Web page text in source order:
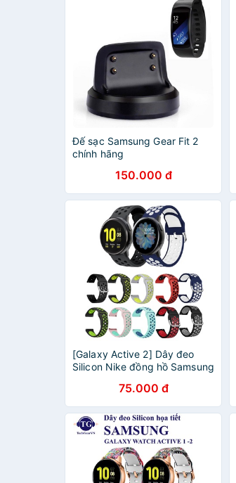
Đế sạc Samsung Gear Fit 2
chính hãng
150.000 đ
[Galaxy Active 2] Dây đeo
Silicon Nike đồng hồ Samsung
75.000 đ